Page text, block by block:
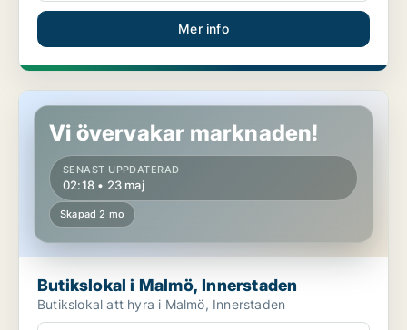
Mer info
Butikslokal i Malmö, Innerstaden
Vi övervakar marknaden!
SENAST UPPDATERAD
02:18 • 23 maj
Skapad 2 mo
Butikslokal i Malmö, Innerstaden
Butikslokal att hyra i Malmö, Innerstaden